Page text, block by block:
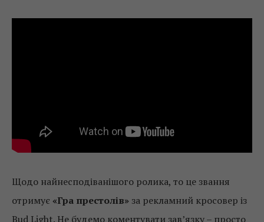
Щодо найнесподіванішого ролика, то це звання
отримує «Гра престолів» за рекламний кросовер із
Bud Light. Не будемо коментувати зав’язку – просто